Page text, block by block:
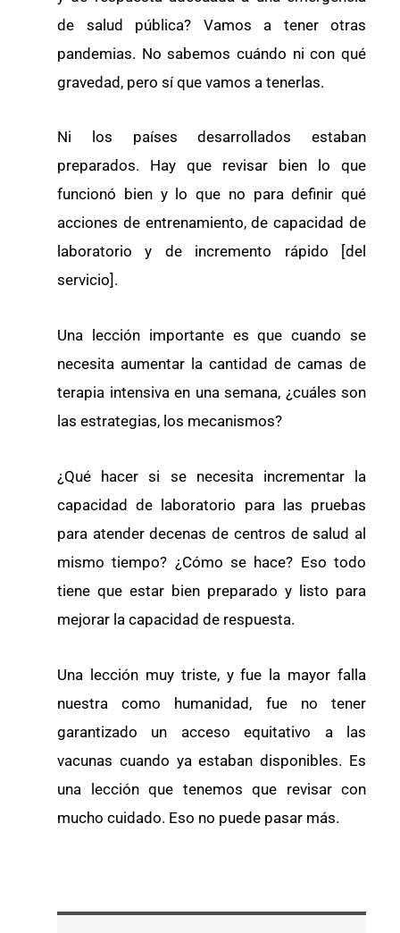
de salud pública? Vamos a tener otras
pandemias. No sabemos cuándo ni con qué
gravedad, pero sí que vamos a tenerlas.
Ni los países desarrollados estaban
preparados. Hay que revisar bien lo que
funcionó bien y lo que no para definir qué
acciones de entrenamiento, de capacidad de
laboratorio y de incremento rápido [del
servicio].
Una lección importante es que cuando se
necesita aumentar la cantidad de camas de
terapia intensiva en una semana, ¿cuáles son
las estrategias, los mecanismos?
¿Qué hacer si se necesita incrementar la
capacidad de laboratorio para las pruebas
para atender decenas de centros de salud al
mismo tiempo? ¿Cómo se hace? Eso todo
tiene que estar bien preparado y listo para
mejorar la capacidad de respuesta.
Una lección muy triste, y fue la mayor falla
nuestra como humanidad, fue no tener
garantizado un acceso equitativo a las
vacunas cuando ya estaban disponibles. Es
una lección que tenemos que revisar con
mucho cuidado. Eso no puede pasar más.